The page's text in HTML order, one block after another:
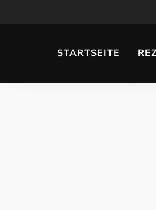
STARTSEITE